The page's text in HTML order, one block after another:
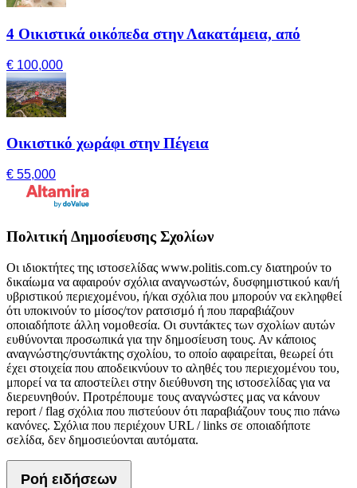
4 Οικιστικά οικόπεδα στην Λακατάμεια, από
€ 100,000
Οικιστικό χωράφι στην Πέγεια
€ 55,000
Πολιτική Δημοσίευσης Σχολίων
Οι ιδιοκτήτες της ιστοσελίδας www.politis.com.cy διατηρούν το
δικαίωμα να αφαιρούν σχόλια αναγνωστών, δυσφημιστικού και/ή
υβριστικού περιεχομένου, ή/και σχόλια που μπορούν να εκληφθεί
ότι υποκινούν το μίσος/τον ρατσισμό ή που παραβιάζουν
οποιαδήποτε άλλη νομοθεσία. Οι συντάκτες των σχολίων αυτών
ευθύνονται προσωπικά για την δημοσίευση τους. Αν κάποιος
αναγνώστης/συντάκτης σχολίου, το οποίο αφαιρείται, θεωρεί ότι
έχει στοιχεία που αποδεικνύουν το αληθές του περιεχομένου του,
μπορεί να τα αποστείλει στην διεύθυνση της ιστοσελίδας για να
διερευνηθούν. Προτρέπουμε τους αναγνώστες μας να κάνουν
report / flag σχόλια που πιστεύουν ότι παραβιάζουν τους πιο πάνω
κανόνες. Σχόλια που περιέχουν URL / links σε οποιαδήποτε
σελίδα, δεν δημοσιεύονται αυτόματα.
Ροή ειδήσεων